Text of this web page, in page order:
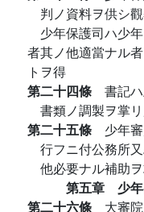
判ノ資料ヲ供シ
少年保護司ハ少
者其ノ他適當ナル
トヲ得
第二十四條 書記
書類ノ調製ヲ掌
第二十五條 少年
行フニ付公務所
他必要ナル補助
第五章 少年
第二十六條 大審